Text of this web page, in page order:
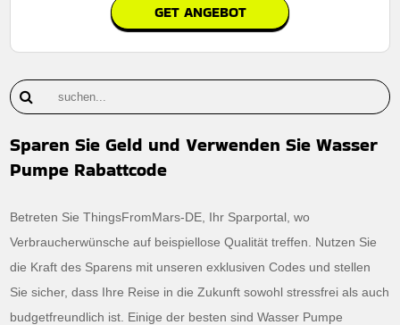
GET ANGEBOT
Sparen Sie Geld und Verwenden Sie Wasser
Pumpe Rabattcode
Betreten Sie ThingsFromMars-DE, Ihr Sparportal, wo
Verbraucherwünsche auf beispiellose Qualität treffen. Nutzen Sie
die Kraft des Sparens mit unseren exklusiven Codes und stellen
Sie sicher, dass Ihre Reise in die Zukunft sowohl stressfrei als auch
budgetfreundlich ist. Einige der besten sind Wasser Pumpe